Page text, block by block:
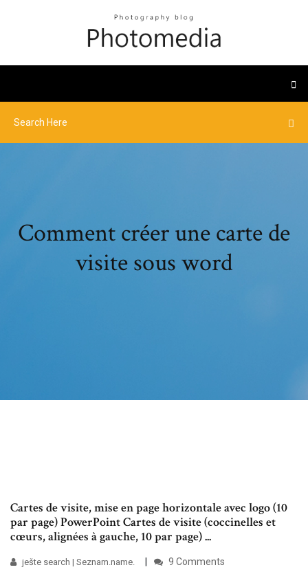
Comment créer une carte de
visite sous word
Cartes de visite, mise en page horizontale avec logo (10
par page) PowerPoint Cartes de visite (coccinelles et
cœurs, alignées à gauche, 10 par page) ...
ješte search | Seznam.name. 9 Comments